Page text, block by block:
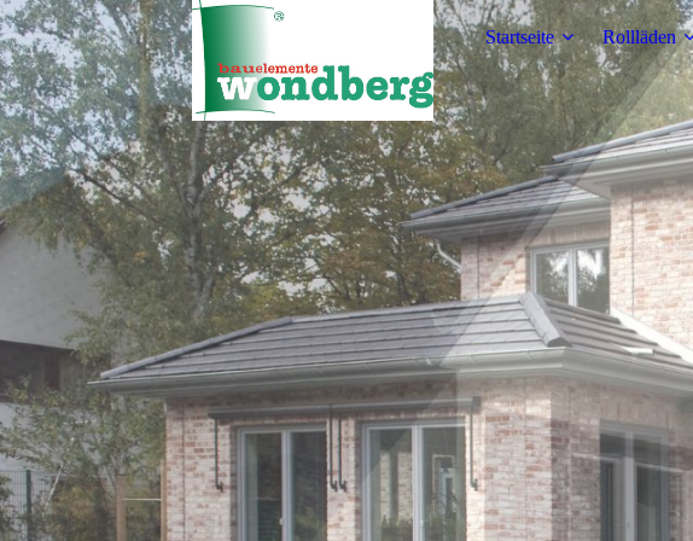
Startseite Rollläden